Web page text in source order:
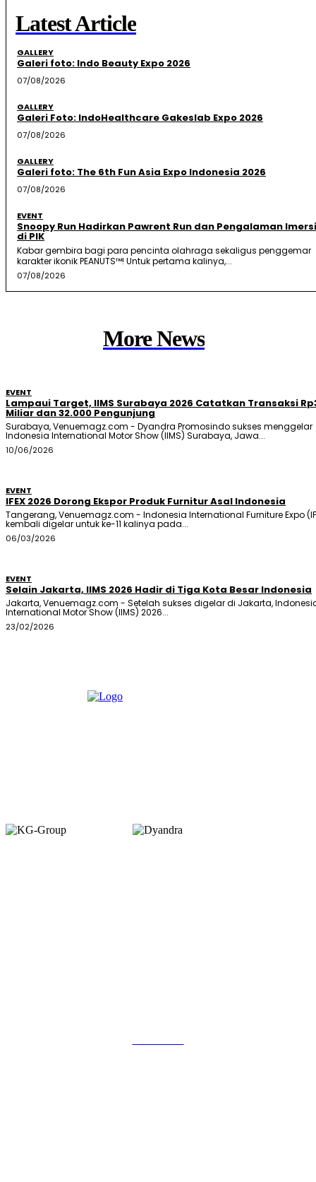
Latest Article
GALLERY
Galeri foto: Indo Beauty Expo 2026
07/08/2026
GALLERY
Galeri Foto: IndoHealthcare Gakeslab Expo 2026
07/08/2026
GALLERY
Galeri foto: The 6th Fun Asia Expo Indonesia 2026
07/08/2026
EVENT
Snoopy Run Hadirkan Pawrent Run dan Pengalaman
di PIK
Kabar gembira bagi para pencinta olahraga sekaligus penggemar
karakter ikonik PEANUTS™! Untuk pertama kalinya,...
07/08/2026
More News
EVENT
Lampaui Target, IIMS Surabaya 2026 Catatkan Transaksi
Miliar dan 32.000 Pengunjung
Surabaya, Venuemagz.com - Dyandra Promosindo sukses menggelar
Indonesia International Motor Show (IIMS) Surabaya, Jawa...
10/06/2026
EVENT
IFEX 2026 Dorong Ekspor Produk Furnitur Asal Indonesia
Tangerang, Venuemagz.com - Indonesia International Furniture Expo
kembali digelar untuk ke-11 kalinya pada...
06/03/2026
EVENT
Selain Jakarta, IIMS 2026 Hadir di Tiga Kota Besar Indonesia
Jakarta, Venuemagz.com - Setelah sukses digelar di Jakarta,
International Motor Show (IIMS) 2026...
23/02/2026